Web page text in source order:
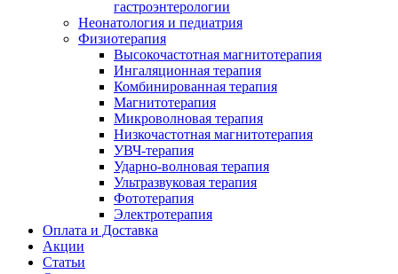
гастроэнтерологии
Неонатология и педиатрия
Физиотерапия
Высокочастотная магнитотерапия
Ингаляционная терапия
Комбинированная терапия
Магнитотерапия
Микроволновая терапия
Низкочастотная магнитотерапия
УВЧ-терапия
Ударно-волновая терапия
Ультразвуковая терапия
Фототерапия
Электротерапия
Оплата и Доставка
Акции
Статьи